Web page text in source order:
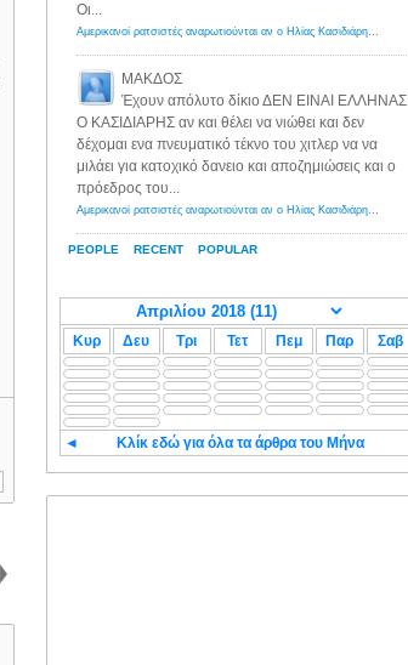
PEOPLE RECENT POPULAR
Οι...
Αμερικανοί ρατσιστές αναρωτιούνται αν ο Ηλίας Κασιδιάρης ανήκει στη λευκή φυλή... - Λόγιος Ερμής
ΜΑΚΔΟΣ
Έχουν απόλυτο δίκιο ΔΕΝ ΕΙΝΑΙ ΕΛΛΗΝΑΣ
Ο ΚΑΣΙΔΙΑΡΗΣ αν και θέλει να νιώθει και δεν
δέχομαι ενα πνευματικό τέκνο του χιτλερ να να
μιλάει για κατοχικό δανειο και αποζημιώσεις και ο
πρόεδρος του...
Αμερικανοί ρατσιστές αναρωτιούνται αν ο Ηλίας Κασιδιάρης ανήκει στη λευκή φυλή... - Λόγιος Ερμής
Κυρ Δευ Τρι Τετ Πεμ Παρ Σαβ
◄ Κλίκ εδώ για όλα τα άρθρα του Μήνα